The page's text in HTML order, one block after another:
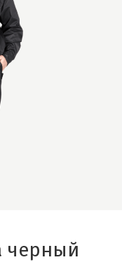
черный